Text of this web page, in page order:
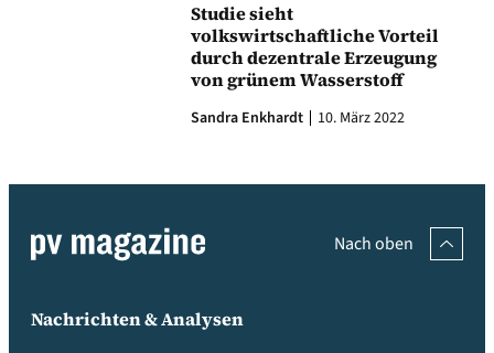
Studie sieht
volkswirtschaftliche Vorteil
durch dezentrale Erzeugung
von grünem Wasserstoff
Sandra Enkhardt 10. März 2022
Nach oben
Nachrichten & Analysen